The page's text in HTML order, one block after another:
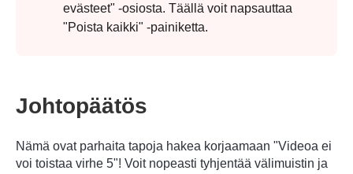
evästeet" -osiosta. Täällä voit napsauttaa
"Poista kaikki" -painiketta.
Johtopäätös
Nämä ovat parhaita tapoja hakea korjaamaan "Videoa ei
voi toistaa virhe 5"! Voit nopeasti tyhjentää välimuistin ja